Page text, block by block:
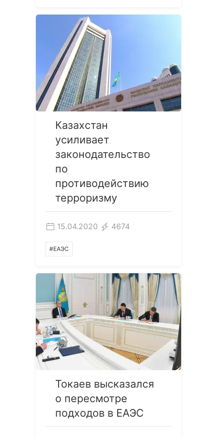
Казахстан
усиливает
законодательство
по
противодействию
терроризму
15.04.2020 4674
#ЕАЭС
Токаев высказался
о пересмотре
подходов в ЕАЭС